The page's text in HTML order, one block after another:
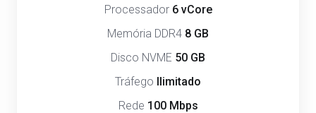
Processador 6 vCore
Memória DDR4 8 GB
Disco NVME 50 GB
Tráfego Ilimitado
Rede 100 Mbps